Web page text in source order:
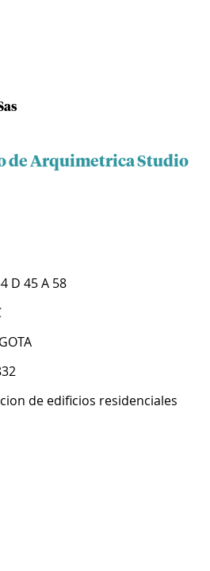
de Arquimetrica Studio
D 45 A 58
de edificios residenciales